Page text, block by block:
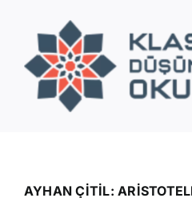
content
Eğitimler
AYHAN ÇİTİL: